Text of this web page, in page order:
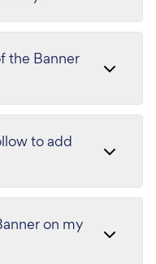
the Banner
to add
on my